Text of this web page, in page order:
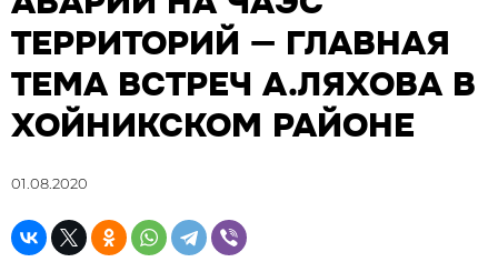
ТЕРРИТОРИЙ — ГЛАВНАЯ
ТЕМА ВСТРЕЧ А.ЛЯХОВА В
ХОЙНИКСКОМ РАЙОНЕ
01.08.2020